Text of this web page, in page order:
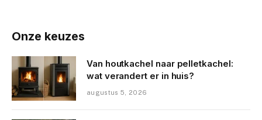
Onze keuzes
Van houtkachel naar pelletkachel:
wat verandert er in huis?
augustus 5, 2026